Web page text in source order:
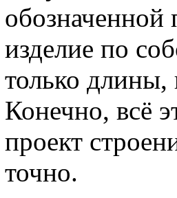
обозначенной
изделие по
только
Конечно, всё
проект
точно.